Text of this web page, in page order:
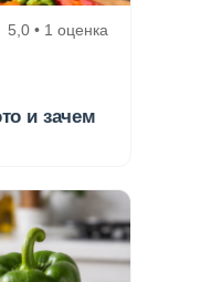
5,0 • 1 оценка
и зачем